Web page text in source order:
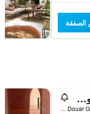
دار ضيافة بوهو 27، مراكش
27 Derb Cherkaoui Douar Graoua, Medina, مراكش, المغرب